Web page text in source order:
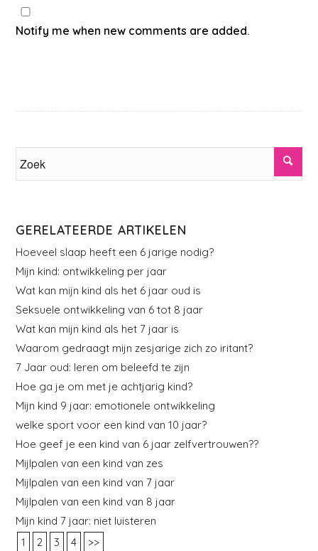
Notify me when new comments are added.
GERELATEERDE ARTIKELEN
Hoeveel slaap heeft een 6 jarige nodig?
Mijn kind: ontwikkeling per jaar
Wat kan mijn kind als het 6 jaar oud is
Seksuele ontwikkeling van 6 tot 8 jaar
Wat kan mijn kind als het 7 jaar is
Waarom gedraagt mijn zesjarige zich zo iritant?
7 Jaar oud: leren om beleefd te zijn
Hoe ga je om met je achtjarig kind?
Mijn kind 9 jaar: emotionele ontwikkeling
welke sport voor een kind van 10 jaar?
Hoe geef je een kind van 6 jaar zelfvertrouwen??
Mijlpalen van een kind van zes
Mijlpalen van een kind van 7 jaar
Mijlpalen van een kind van 8 jaar
Mijn kind 7 jaar: niet luisteren
1
2 3 4 >>